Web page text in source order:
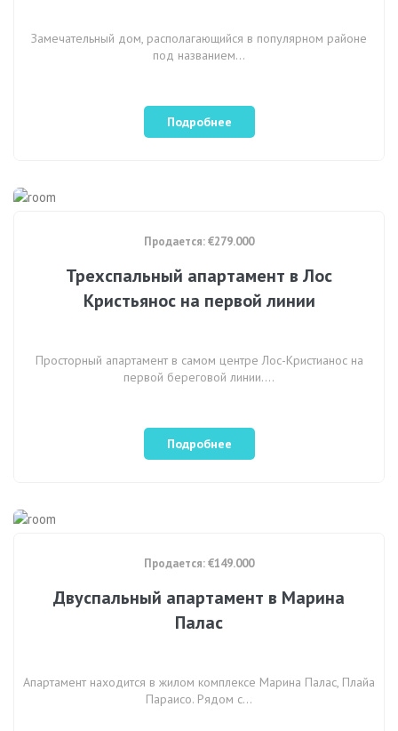
Замечательный дом, располагающийся в популярном районе
под названием…
Подробнее
Продается: €279.000
Трехспальный апартамент в Лос
Кристьянос на первой линии
Просторный апартамент в самом центре Лос-Кристианос на
первой береговой линии.…
Подробнее
Продается: €149.000
Двуспальный апартамент в Марина
Палас
Апартамент находится в жилом комплексе Марина Палас, Плайа
Параисо. Рядом с…